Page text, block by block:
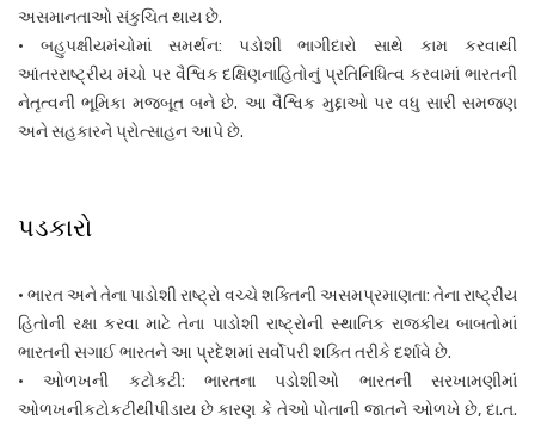
અસમાનતાઓ સંકુચિત થાય છે.
• બહુપક્ષીયમંચોમાં સમર્થન: પડોશી ભાગીદારો સાથે કામ કરવાથી
આંતરરાષ્ટ્રીય મંચો પર વૈશ્વિક દક્ષિણનાહિતોનું પ્રતિનિધિત્વ કરવામાં ભારતની
નેતૃત્વની ભૂમિકા મજબૂત બને છે. આ વૈશ્વિક મુદ્દાઓ પર વધુ સારી સમજણ
અને સહકારને પ્રોત્સાહન આપે છે.
પડકારો
• ભારત અને તેના પાડોશી રાષ્ટ્રો વચ્ચે શક્તિની અસમપ્રમાણતા: તેના રાષ્ટ્રીય
હિતોની રક્ષા કરવા માટે તેના પાડોશી રાષ્ટ્રોની સ્થાનિક રાજકીય બાબતોમાં
ભારતની સગાઈ ભારતને આ પ્રદેશમાં સર્વોપરી શક્તિ તરીકે દર્શાવે છે.
• ઓળખની કટોકટી: ભારતના પડોશીઓ ભારતની સરખામણીમાં
ઓળખનીકટોકટીથીપીડાય છે કારણ કે તેઓ પોતાની જાતને ઓળખે છે, દા.ત.